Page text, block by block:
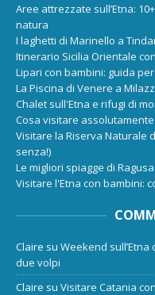
Aree attrezzate sull’Etna:
natura
I laghetti di Marinello a
Itinerario Sicilia Orientale
Lipari con bambini: guida
La Piscina di Venere a
Chalet sull'Etna e rifugi di
Cosa visitare
Visitare la Riserva Naturale
senza!)
Le migliori spiagge di
Visitare l'Etna con bambini:
Claire su Weekend
due volpi
Claire su Visitare Catania